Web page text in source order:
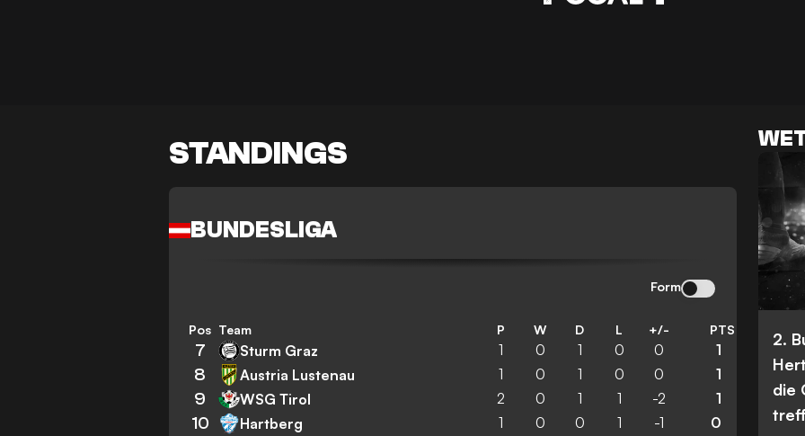
STANDINGS
BUNDESLIGA
Form
Pos Team P W D L +/- PTS
7 Sturm Graz 1 0 1 0 0 1
8 Austria Lustenau 1 0 1 0 0 1
9 WSG Tirol 2 0 1 1 -2 1
10 Hartberg 1 0 0 1 -1 0
2.
die